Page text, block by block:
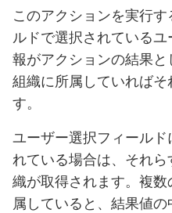
このアクションを実行
ルドで選択されている
報がアクションの結果
組織に所属していれば
す。
ユーザー選択フィール
れている場合は、それ
織が取得されます。複
属していると、結果値